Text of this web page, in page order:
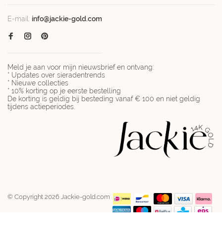
E-mail: info@jackie-gold.com
Meld je aan voor mijn nieuwsbrief en ontvang:
* Updates over sieradentrends
* Nieuwe collecties
* 10% korting op je eerste bestelling
De korting is geldig bij besteding vanaf € 100 en niet geldig
tijdens actieperiodes.
© Copyright 2026 Jackie-gold.com